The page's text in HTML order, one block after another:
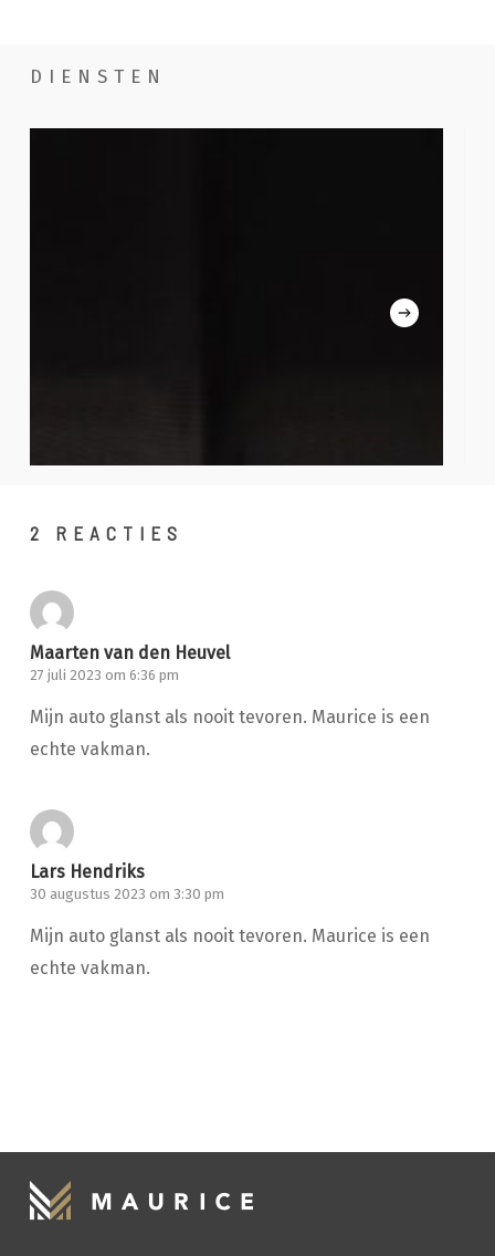
DIENSTEN
2 REACTIES
Maarten van den Heuvel
27 juli 2023 om 6:36 pm
Mijn auto glanst als nooit tevoren. Maurice is een
echte vakman.
Lars Hendriks
30 augustus 2023 om 3:30 pm
Mijn auto glanst als nooit tevoren. Maurice is een
echte vakman.